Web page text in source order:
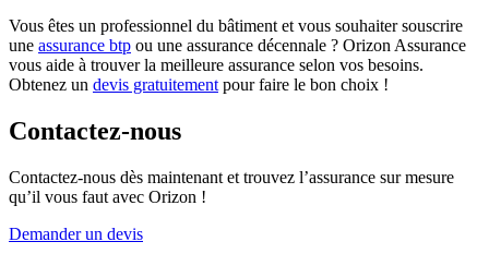
Vous êtes un professionnel du bâtiment et vous souhaiter souscrire
une assurance btp ou une assurance décennale ? Orizon Assurance
vous aide à trouver la meilleure assurance selon vos besoins.
Obtenez un devis gratuitement pour faire le bon choix !
Contactez-nous
Contactez-nous dès maintenant et trouvez l’assurance sur mesure
qu’il vous faut avec Orizon !
Demander un devis